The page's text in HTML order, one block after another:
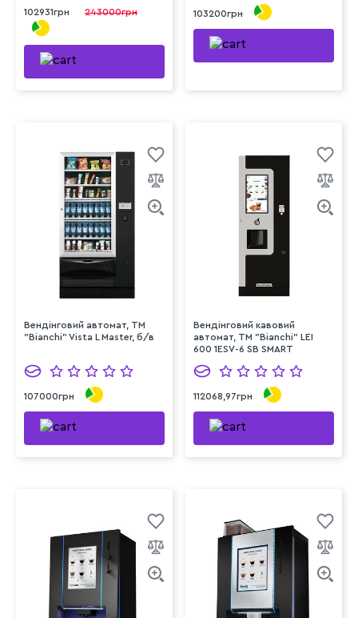
102931грн 243000грн 103200грн
Вендінговий автомат, ТМ
"Bianchi" Vista L Master, б/в
107000грн
Вендінговий кавовий
автомат, ТМ "Bianchi" LEI
600 1ESV-6 SB SMART
112068,97грн